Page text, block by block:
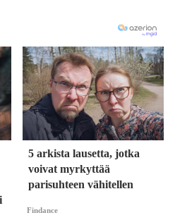
5 arkista lausetta, jotka
voivat myrkyttää
parisuhteen vähitellen
Findance